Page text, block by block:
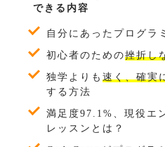
できる内容
自分にあったプログラ
初心者のための挫折し
独学よりも 速く、確実
する方法
満足度97.1%、現役エ
レッスンとは？